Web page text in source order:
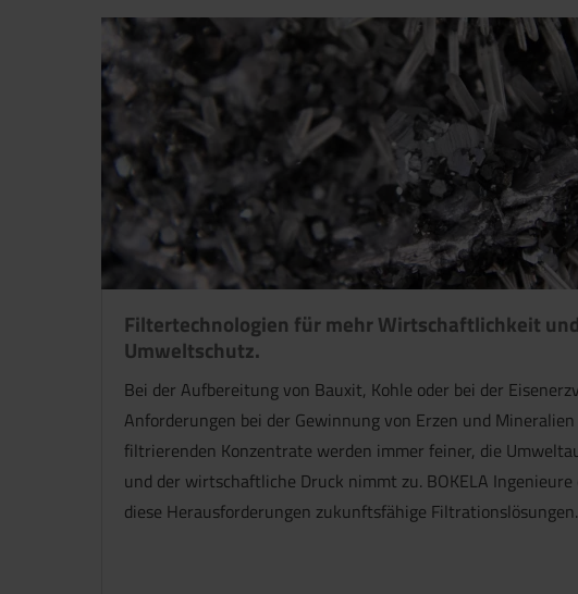
Filtertechnologien für mehr Wirtschaftlichkeit und
Umweltschutz.
Bei der Aufbereitung von Bauxit, Kohle oder bei der
Anforderungen bei der Gewinnung von Erzen und Mineralien
filtrierenden Konzentrate werden immer feiner, die
und der wirtschaftliche Druck nimmt zu. BOKELA
diese Herausforderungen zukunftsfähige Filtrationslösungen.
Jetzt direkt die gemerkte Auswahl anfragen.